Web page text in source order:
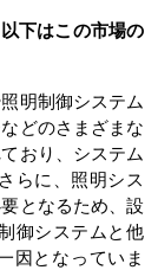
下はこの市場の
照明制御システム
どのさまざまな
おり、システム
らに、照明シス
となるため、設
御システムと他
因となっていま